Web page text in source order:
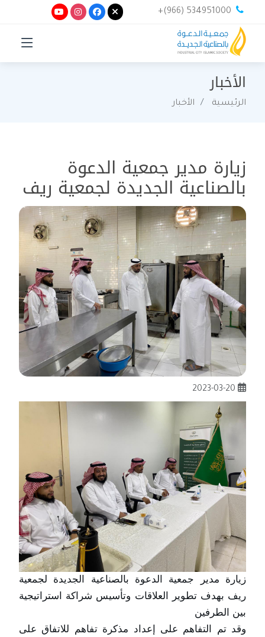
+(966) 534951000
الأخبار
الرئيسية الأخبار
زيارة مدير جمعية الدعوة
بالصناعية الجديدة لجمعية ريف